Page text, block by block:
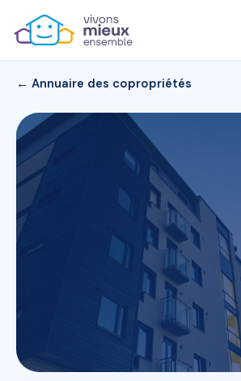
← Annuaire des copropriétés